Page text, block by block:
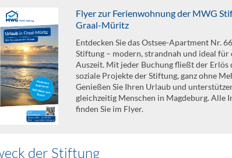
Flyer zur Ferienwohnung der MWG
Graal-Müritz
Entdecken Sie das Ostsee-Apartment Nr.
Stiftung – modern, strandnah und ideal für
Auszeit. Mit jeder Buchung fließt der Erlös
soziale Projekte der Stiftung, ganz ohne
Genießen Sie Ihren Urlaub und
gleichzeitig Menschen in Magdeburg. Alle
finden Sie im Flyer.
der Stiftung